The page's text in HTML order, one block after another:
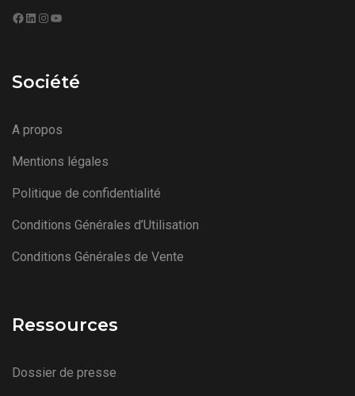
Société
A propos
Mentions légales
Politique de confidentialité
Conditions Générales d’Utilisation
Conditions Générales de Vente
Ressources
Dossier de presse